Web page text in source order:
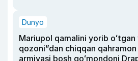
Dunyo
Mariupol qamalini yorib oʻtgan
qozoni”dan chiqqan
armiyasi bosh qoʻmondoni